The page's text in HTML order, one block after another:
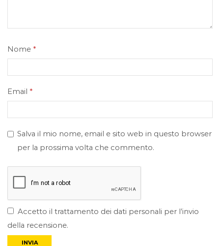
Nome *
Email *
Salva il mio nome, email e sito web in questo browser
per la prossima volta che commento.
Accetto il trattamento dei dati personali per l’invio
della recensione.